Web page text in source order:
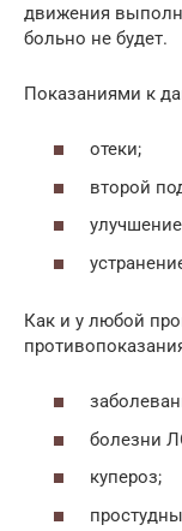
движения
больно не будет.
Показаниями к
отеки;
второй
Как и у любой
болезни
купероз;